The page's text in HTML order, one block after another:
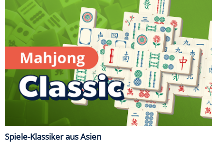
Spiele-Klassiker aus Asien